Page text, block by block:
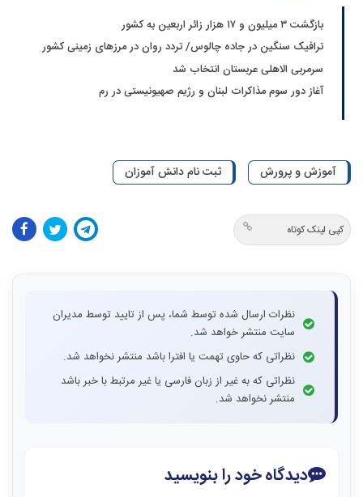
بازگشت ۳ میلیون و ۱۷ هزار زائر اربعین به کشور
ترافیک سنگین در جاده چالوس/ تردد روان در مرزهای زمینی کشور
سرمربی الاهلی عربستان انتخاب شد
آغاز دور سوم مذاکرات لبنان و رژیم صهیونیستی در رم
آموزش و پرورش ثبت نام دانش آموزان
کپی لینک کوتاه
نظرات ارسال شده توسط شما، پس از تایید توسط مدیران
سایت منتشر خواهد شد.
نظراتی که حاوی تهمت یا افترا باشد منتشر نخواهد شد.
نظراتی که به غیر از زبان فارسی یا غیر مرتبط با خبر باشد
منتشر نخواهد شد.
دیدگاه خود را بنویسید